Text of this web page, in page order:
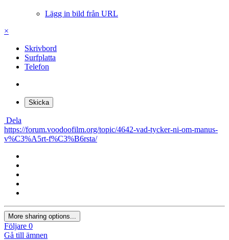
Lägg in bild från URL
×
Skrivbord
Surfplatta
Telefon
Skicka
Dela
https://forum.voodoofilm.org/topic/4642-vad-tycker-ni-om-manus-
v%C3%A5rt-f%C3%B6rsta/
More sharing options...
Följare 0
Gå till ämnen